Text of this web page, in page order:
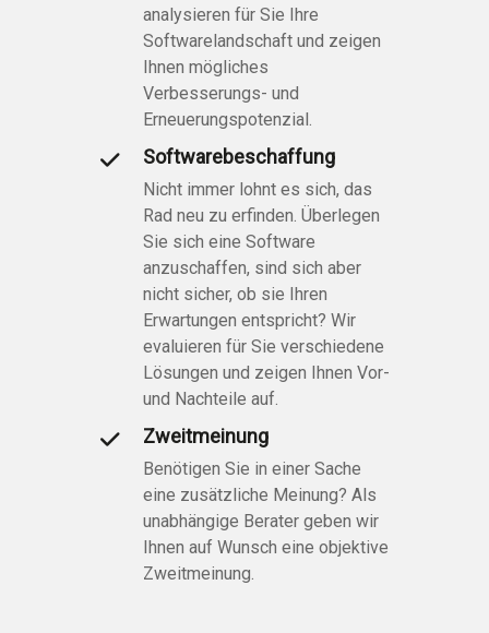
analysieren für Sie Ihre
Softwarelandschaft und zeigen
Ihnen mögliches
Verbesserungs- und
Erneuerungspotenzial.
Softwarebeschaffung
Nicht immer lohnt es sich, das
Rad neu zu erfinden. Überlegen
Sie sich eine Software
anzuschaffen, sind sich aber
nicht sicher, ob sie Ihren
Erwartungen entspricht? Wir
evaluieren für Sie verschiedene
Lösungen und zeigen Ihnen Vor-
und Nachteile auf.
Zweitmeinung
Benötigen Sie in einer Sache
eine zusätzliche Meinung? Als
unabhängige Berater geben wir
Ihnen auf Wunsch eine objektive
Zweitmeinung.